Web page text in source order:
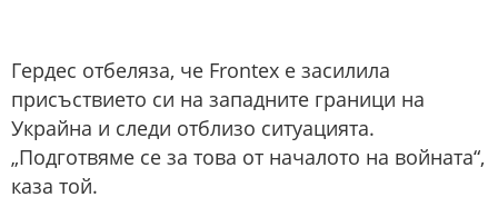
Гердес отбеляза, че Frontex е засилила
присъствието си на западните граници на
Украйна и следи отблизо ситуацията.
„Подготвяме се за това от началото на войната“,
каза той.